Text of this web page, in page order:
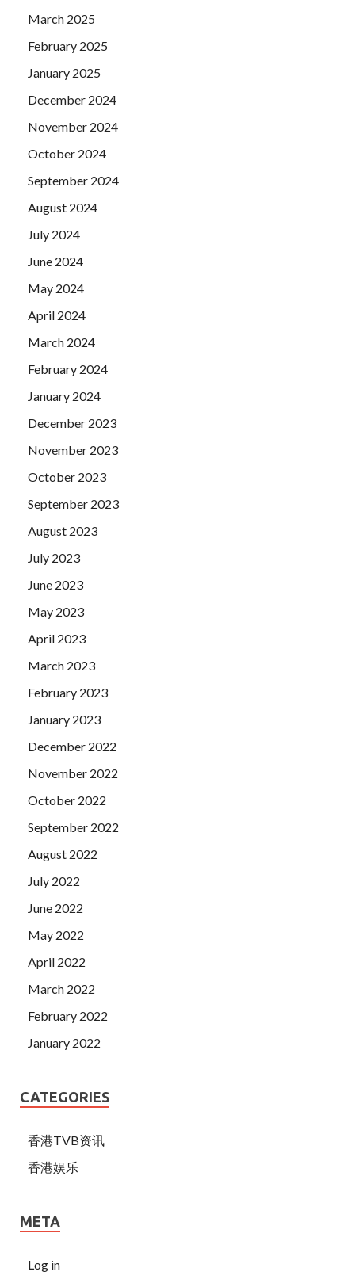
March 2025
February 2025
January 2025
December 2024
November 2024
October 2024
September 2024
August 2024
July 2024
June 2024
May 2024
April 2024
March 2024
February 2024
January 2024
December 2023
November 2023
October 2023
September 2023
August 2023
July 2023
June 2023
May 2023
April 2023
March 2023
February 2023
January 2023
December 2022
November 2022
October 2022
September 2022
August 2022
July 2022
June 2022
May 2022
April 2022
March 2022
February 2022
January 2022
CATEGORIES
香港TVB资讯
香港娱乐
META
Log in